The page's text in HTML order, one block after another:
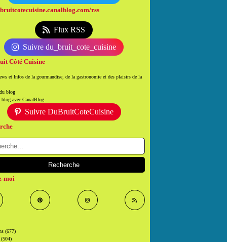
rss
Flux RSS
Suivre du_bruit_cote_cuisine
Côté Cuisine
et Infos de la gourmandise, de la gastronomie et des plaisirs de la
blog
blog avec CanalBlog
Suivre DuBruitCoteCuisine
moi
(677)
(504)